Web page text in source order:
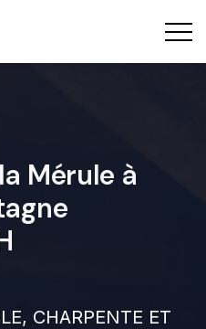
Mérule à
CHARPENTE ET